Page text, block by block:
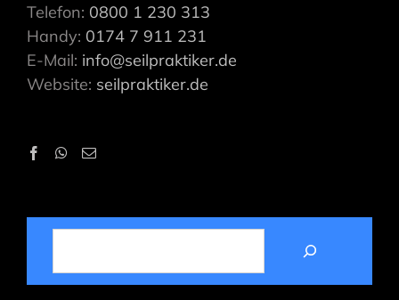
Telefon: 0800 1 230 313
Handy: 0174 7 911 231
E-Mail: info@seilpraktiker.de
Website: seilpraktiker.de
SUCHEN